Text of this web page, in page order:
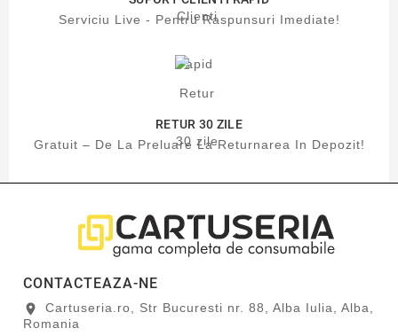
Serviciu Live - Pentru Raspunsuri Imediate!
RETUR 30 ZILE
Gratuit – De La Preluare La Returnarea In Depozit!
CONTACTEAZA-NE
location_on
Cartuseria.ro, Str Bucuresti nr. 88, Alba Iulia, Alba,
Romania